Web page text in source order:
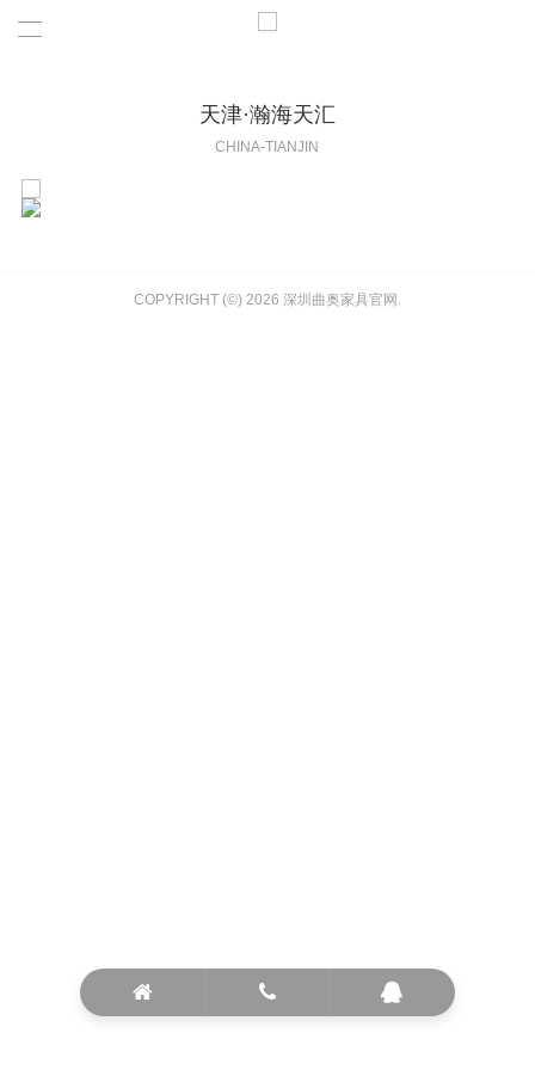
天津·瀚海天汇
CHINA-TIANJIN
COPYRIGHT (©) 2026 深圳曲奥家具官网.